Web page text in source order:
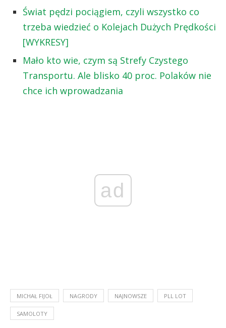
Świat pędzi pociągiem, czyli wszystko co
trzeba wiedzieć o Kolejach Dużych Prędkości
[WYKRESY]
Mało kto wie, czym są Strefy Czystego
Transportu. Ale blisko 40 proc. Polaków nie
chce ich wprowadzania
ad
MICHAŁ FIJOŁ NAGRODY NAJNOWSZE PLL LOT
SAMOLOTY